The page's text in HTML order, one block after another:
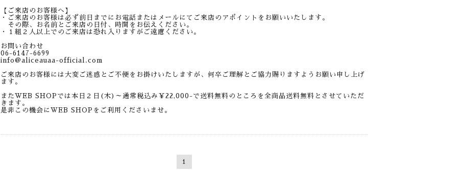
【ご来店のお客様へ】
・ご来店のお客様は必ず前日までにお電話またはメールにてご来店のアポイントをお願いいたします。
その際、お名前とご来店の日付、時間をお伝えください。
・１組２人以上でのご来店は恐れ入りますがご遠慮ください。
お問い合わせ
06-6147-6699
info@aliceauaa-official.com
ご来店のお客様には大変ご迷惑とご不便をお掛けいたしますが、何卒ご理解とご協力賜りますようお願い申し上げ
ます。
またWEB SHOPでは本日２日(木)～通常税込み￥22,000-で送料無料のところを全商品送料無料とさせていただ
きます。
是非この機会にWEB SHOPをご利用くださいませ。
1